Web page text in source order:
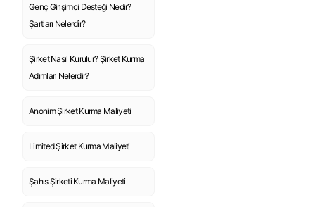
Genç Girişimci Desteği Nedir?
Şartları Nelerdir?
Şirket Nasıl Kurulur? Şirket Kurma
Adımları Nelerdir?
Anonim Şirket Kurma Maliyeti
Limited Şirket Kurma Maliyeti
Şahıs Şirketi Kurma Maliyeti